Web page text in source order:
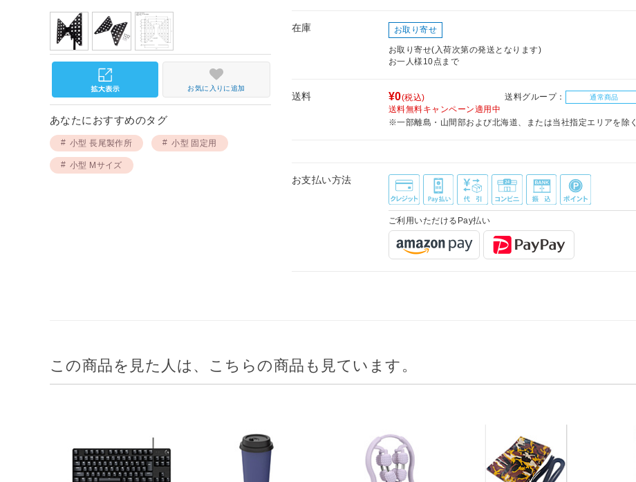
在庫 お取り寄せ
お取り寄せ(入荷次第の発送となります)
お一人様10点まで
送料 ¥0(税込) 送料グループ： 通常商品
送料無料キャンペーン適用中
※一部離島・山間部および北海道、または当社指定エリアを除く
お支払い方法
ご利用いただけるPay払い
お気に入りに追加
あなたにおすすめのタグ
小型 長尾製作所 小型 固定用
小型 Mサイズ
この商品を見た人は、こちらの商品も見ています。